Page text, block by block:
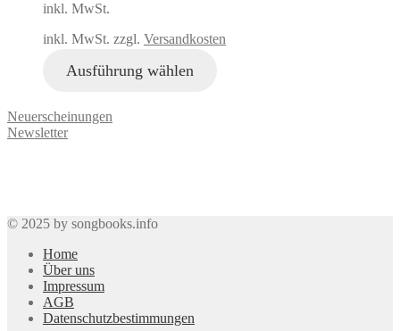
inkl. MwSt.
inkl. MwSt. zzgl. Versandkosten
Ausführung wählen
Neuerscheinungen
Newsletter
© 2025 by songbooks.info
Home
Über uns
Impressum
AGB
Datenschutzbestimmungen